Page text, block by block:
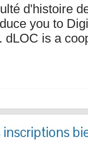
d'histoire
you to
dLOC is a
inscriptions